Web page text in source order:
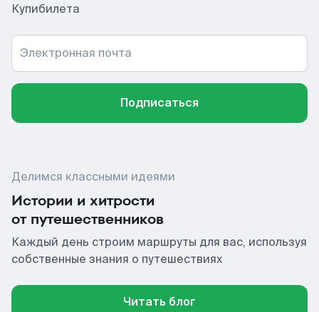
Купибилета
Электронная почта
Подписаться
Делимся классными идеями
Истории и хитрости
от путешественников
Каждый день строим маршруты для вас, используя
собственные знания о путешествиях
Читать блог